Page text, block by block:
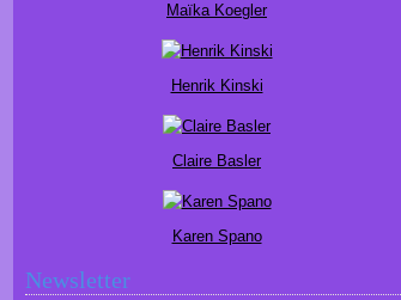
Maïka Koegler
Henrik Kinski
Claire Basler
Karen Spano
Newsletter